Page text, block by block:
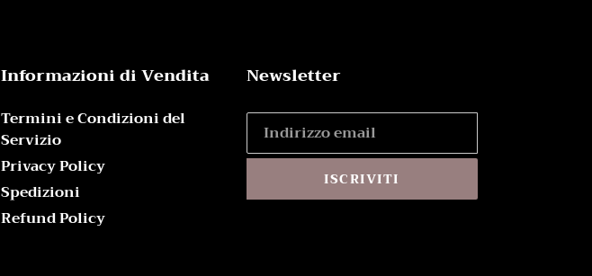
Informazioni di Vendita
Termini e Condizioni del
Servizio
Privacy Policy
Spedizioni
Refund Policy
Newsletter
ISCRIVITI